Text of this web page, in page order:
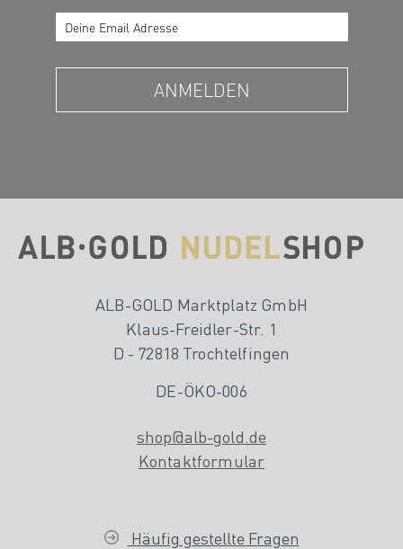
ALB-GOLD Marktplatz GmbH
Klaus-Freidler-Str. 1
D - 72818 Trochtelfingen
DE-ÖKO-006
shop@alb-gold.de
Kontaktformular
Häufig gestellte Fragen